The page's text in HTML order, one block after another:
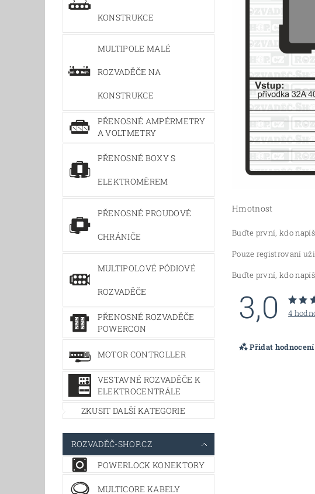
KONSTRUKCE
MULTIPOLE MALÉ
ROZVADĚČE NA
KONSTRUKCE
PŘENOSNÉ AMPÉRMETRY
A VOLTMETRY
PŘENOSNÉ BOXY S
ELEKTROMĚREM
PŘENOSNÉ PROUDOVÉ
CHRÁNIČE
MULTIPOLOVÉ PÓDIOVÉ
ROZVADĚČE
PŘENOSNÉ ROZVADĚČE
POWERCON
MOTOR CONTROLLER
VESTAVNÉ ROZVADĚČE K
ELEKTROCENTRÁLE
ZKUSIT DALŠÍ KATEGORIE
ROZVADĚČ-SHOP.CZ
POWERLOCK KONEKTORY
MULTICORE KABELY
Hmotnost
Buďte první, kdo
Pouze registrovaní
Buďte první, kdo
3,0 4
Přidat hodnocení